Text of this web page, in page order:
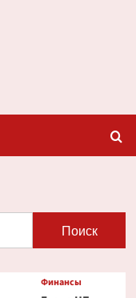
Финансы